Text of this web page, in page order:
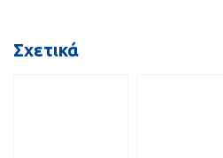
Σχετικά